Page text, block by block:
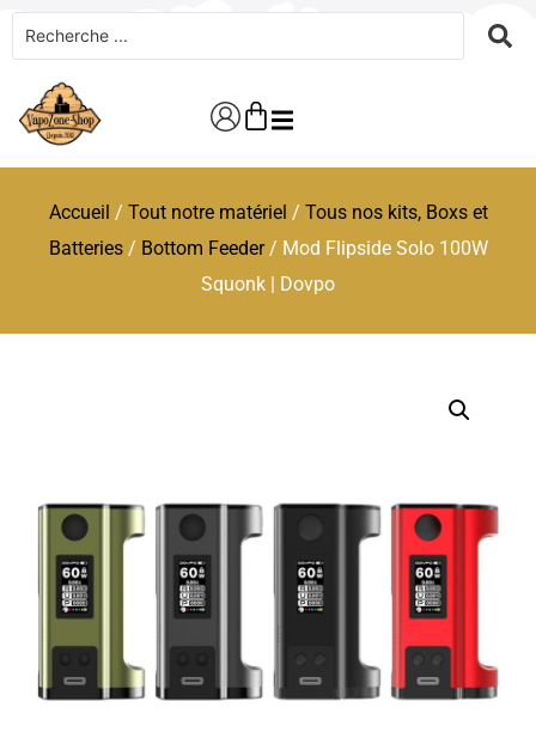
Accueil / Tout notre matériel / Tous nos kits, Boxs et
Batteries/ Bottom Feeder/ Mod Flipside Solo 100W
Squonk | Dovpo